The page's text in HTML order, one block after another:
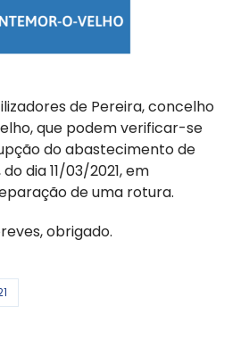
de Pereira, concelho
que podem verificar-se
do abastecimento de
dia 11/03/2021, em
de uma rotura.
obrigado.